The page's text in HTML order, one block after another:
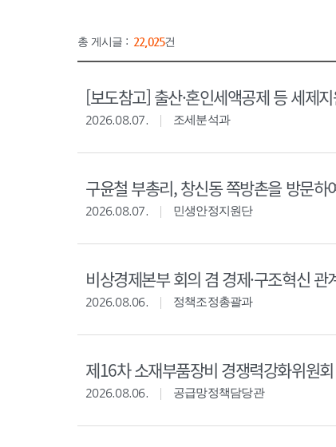
총 게시글 : 22,025건
[보도참고] 출산·혼인세액공제 등 세제
2026.08.07. 조세분석과
구윤철 부총리, 창신동 쪽방촌을 방문
2026.08.07. 민생안정지원단
비상경제본부 회의 겸 경제·구조혁신 관
2026.08.06. 정책조정총괄과
제16차 소재부품장비 경쟁력강화위원
2026.08.06. 공급망정책담당관